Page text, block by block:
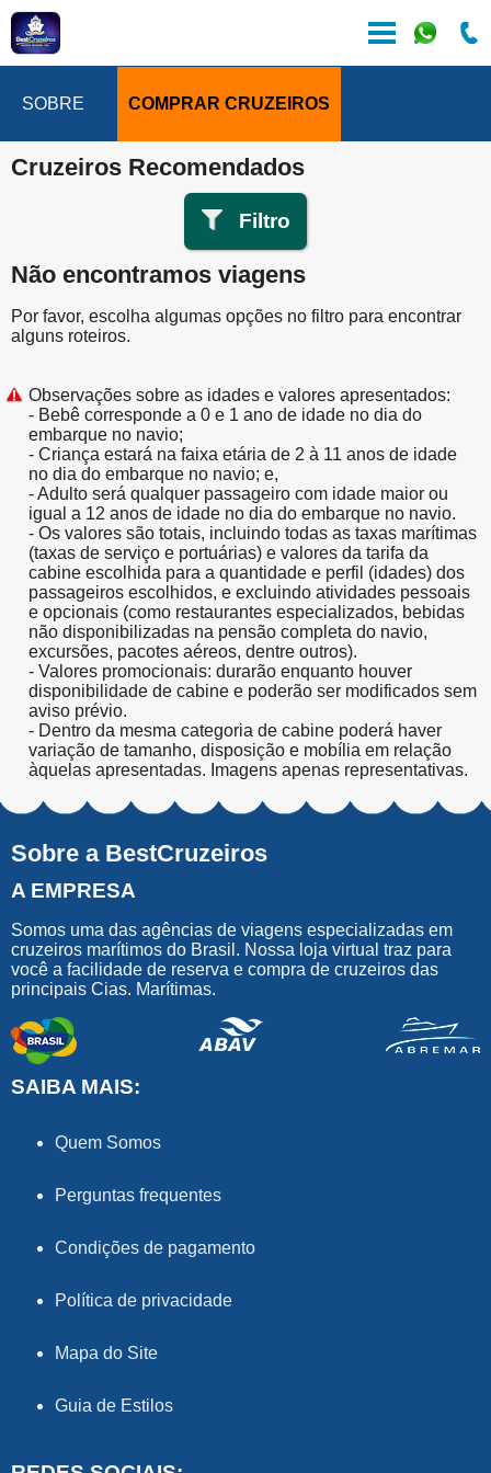
SOBRE COMPRAR CRUZEIROS
Cruzeiros Recomendados
Filtro
Não encontramos viagens
Por favor, escolha algumas opções no filtro para encontrar
alguns roteiros.
Observações sobre as idades e valores apresentados:
- Bebê corresponde a 0 e 1 ano de idade no dia do
embarque no navio;
- Criança estará na faixa etária de 2 à 11 anos de idade
no dia do embarque no navio; e,
- Adulto será qualquer passageiro com idade maior ou
igual a 12 anos de idade no dia do embarque no navio.
- Os valores são totais, incluindo todas as taxas marítimas
(taxas de serviço e portuárias) e valores da tarifa da
cabine escolhida para a quantidade e perfil (idades) dos
passageiros escolhidos, e excluindo atividades pessoais
e opcionais (como restaurantes especializados, bebidas
não disponibilizadas na pensão completa do navio,
excursões, pacotes aéreos, dentre outros).
- Valores promocionais: durarão enquanto houver
disponibilidade de cabine e poderão ser modificados sem
aviso prévio.
- Dentro da mesma categoria de cabine poderá haver
variação de tamanho, disposição e mobília em relação
àquelas apresentadas. Imagens apenas representativas.
Sobre a BestCruzeiros
A EMPRESA
Somos uma das agências de viagens especializadas em
cruzeiros marítimos do Brasil. Nossa loja virtual traz para
você a facilidade de reserva e compra de cruzeiros das
principais Cias. Marítimas.
SAIBA MAIS:
Quem Somos
Perguntas frequentes
Condições de pagamento
Política de privacidade
Mapa do Site
Guia de Estilos